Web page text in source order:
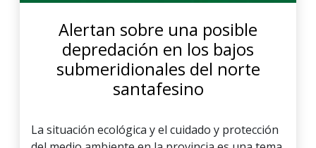
Alertan sobre una posible
depredación en los bajos
submeridionales del norte
santafesino
La situación ecológica y el cuidado y protección